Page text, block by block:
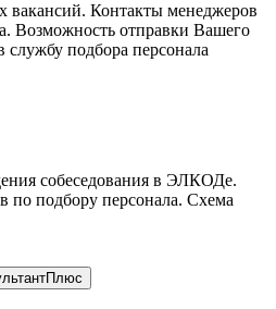
вакансий. Контакты менеджеров
Возможность отправки Вашего
службу подбора персонала
собеседования в ЭЛКОДе.
по подбору персонала. Схема